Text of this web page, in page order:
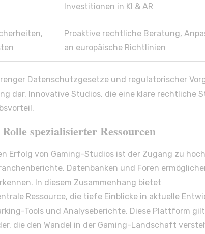
Investitionen in KI & AR
Proaktive rechtliche Beratung,
an europäische Richtlinien
Datenschutzgesetze und regulatorischer
dar. Innovative Studios, die eine klare rechtliche
spezialisierter Ressourcen
Erfolg von Gaming-Studios ist der Zugang zu
Datenbanken und Foren
In diesem Zusammenhang bietet
Ressource, die tiefe Einblicke in aktuelle
Tools und Analyseberichte. Diese Plattform
die den Wandel in der Gaming-Landschaft